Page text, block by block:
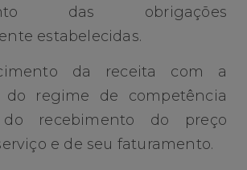
das obrigações
estabelecidas.
da receita com a
do regime de competência
do recebimento do preço
e de seu faturamento.